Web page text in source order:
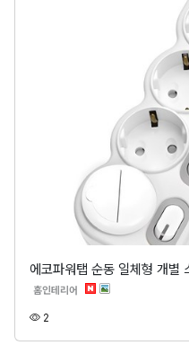
에코파워탭 순동 일체형 개
홈인테리어 분류
2